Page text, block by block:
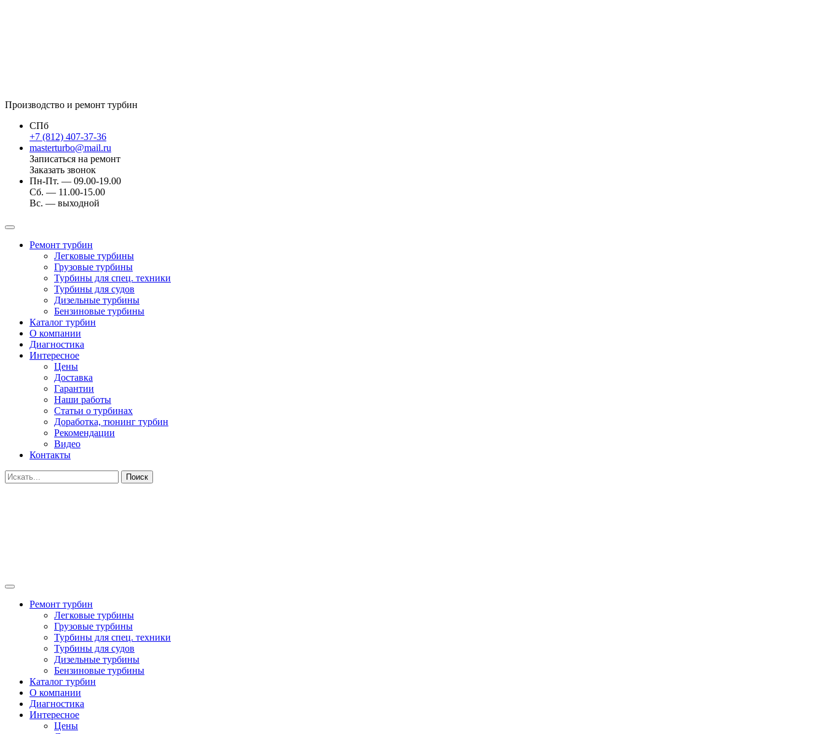
Производство и ремонт турбин
СПб
+7 (812) 407-37-36
masterturbo@mail.ru
Записаться на ремонт
Заказать звонок
Пн-Пт. — 09.00-19.00
Сб. — 11.00-15.00
Вс. — выходной
Ремонт турбин
Легковые турбины
Грузовые турбины
Турбины для спец. техники
Турбины для судов
Дизельные турбины
Бензиновые турбины
Каталог турбин
О компании
Диагностика
Интересное
Цены
Доставка
Гарантии
Наши работы
Статьи о турбинах
Доработка, тюнинг турбин
Рекомендации
Видео
Контакты
Поиск
Ремонт турбин
Легковые турбины
Грузовые турбины
Турбины для спец. техники
Турбины для судов
Дизельные турбины
Бензиновые турбины
Каталог турбин
О компании
Диагностика
Интересное
Цены